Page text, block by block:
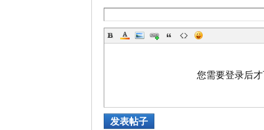
您需要登录后
发表帖子